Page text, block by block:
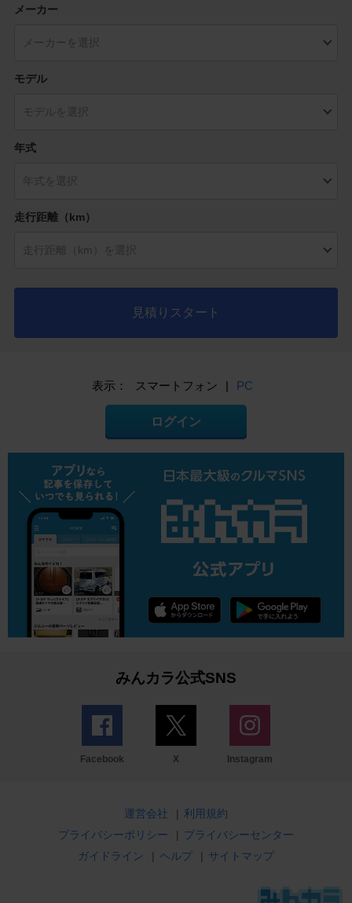
メーカー
モデル
年式
走行距離（km）
見積りスタート
表示： スマートフォン | PC
ログイン
みんカラ公式SNS
Facebook X Instagram
運営会社 | 利用規約
プライバシーポリシー
| プライバシーセンター
ガイドライン
| ヘルプ | サイトマップ